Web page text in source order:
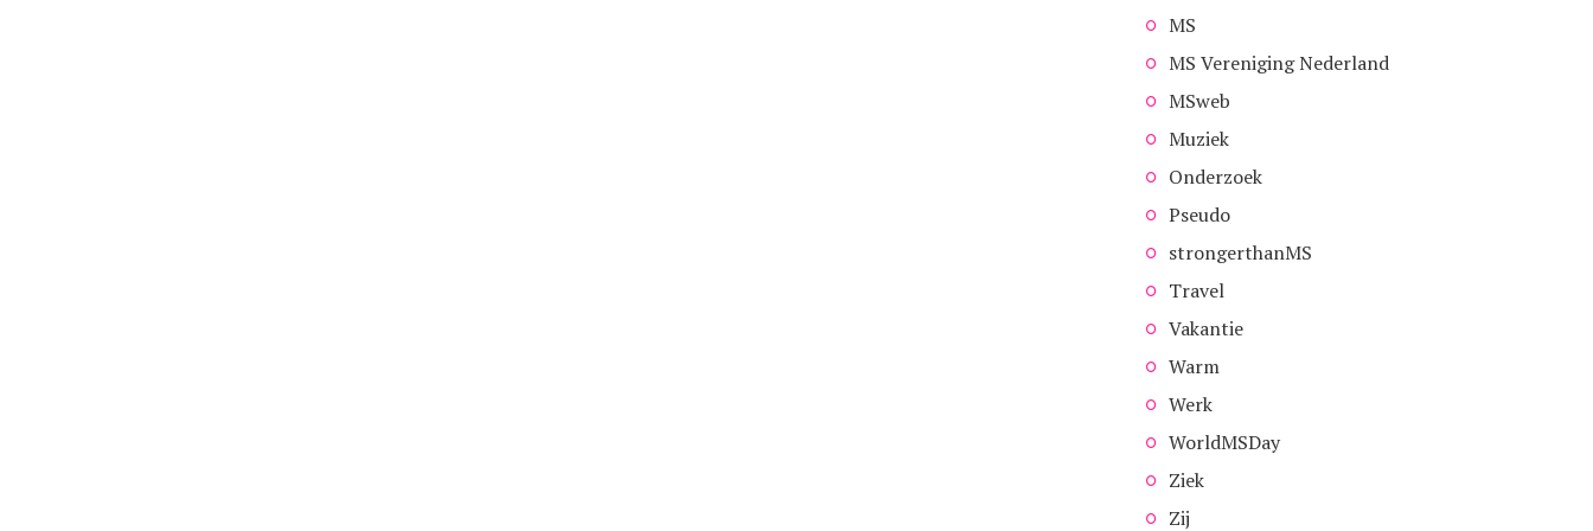
MS
MS Vereniging Nederland
MSweb
Muziek
Onderzoek
Pseudo
strongerthanMS
Travel
Vakantie
Warm
Werk
WorldMSDay
Ziek
Zij